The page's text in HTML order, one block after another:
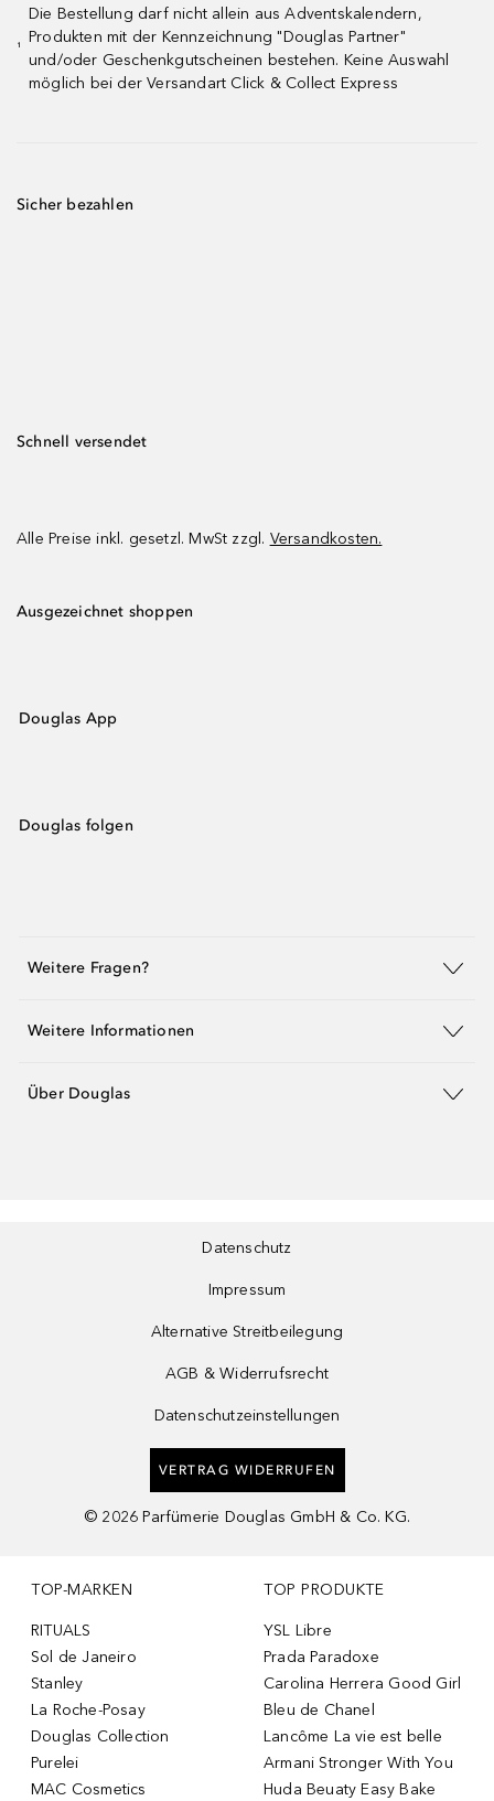
¹
Die Bestellung darf nicht allein aus Adventskalendern,
Produkten mit der Kennzeichnung "Douglas Partner"
und/oder Geschenkgutscheinen bestehen. Keine Auswahl
möglich bei der Versandart Click & Collect Express
Sicher bezahlen
Schnell versendet
Alle Preise inkl. gesetzl. MwSt zzgl. Versandkosten.
Ausgezeichnet shoppen
Douglas App
Douglas folgen
Weitere Fragen?
Weitere Informationen
Über Douglas
Datenschutz
Impressum
Alternative Streitbeilegung
AGB & Widerrufsrecht
Datenschutzeinstellungen
VERTRAG WIDERRUFEN
© 2026 Parfümerie Douglas GmbH & Co. KG.
TOP-MARKEN
RITUALS
Sol de Janeiro
Stanley
La Roche-Posay
Douglas Collection
Purelei
MAC Cosmetics
TOP PRODUKTE
YSL Libre
Prada Paradoxe
Carolina Herrera Good Girl
Bleu de Chanel
Lancôme La vie est belle
Armani Stronger With You
Huda Beuaty Easy Bake